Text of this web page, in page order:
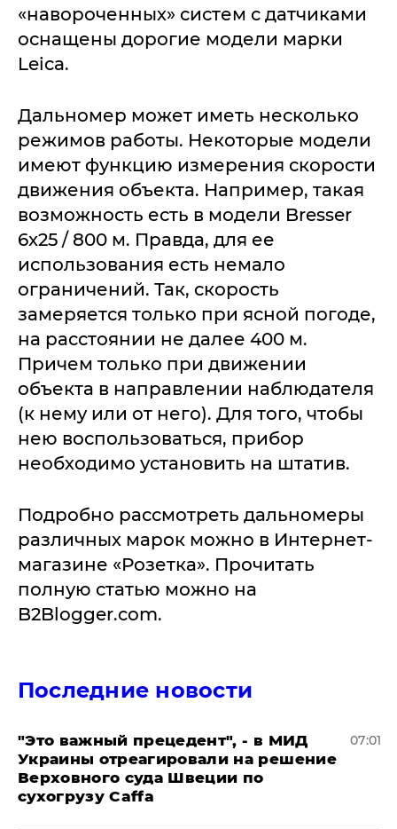
«навороченных» систем с датчиками
оснащены дорогие модели марки
Leica.
Дальномер может иметь несколько
режимов работы. Некоторые модели
имеют функцию измерения скорости
движения объекта. Например, такая
возможность есть в модели Bresser
6x25 / 800 м. Правда, для ее
использования есть немало
ограничений. Так, скорость
замеряется только при ясной погоде,
на расстоянии не далее 400 м.
Причем только при движении
объекта в направлении наблюдателя
(к нему или от него). Для того, чтобы
нею воспользоваться, прибор
необходимо установить на штатив.
Подробно рассмотреть дальномеры
различных марок можно в Интернет-
магазине «Розетка». Прочитать
полную статью можно на
B2Blogger.com.
Последние новости
"Это важный прецедент", - в МИД
Украины отреагировали на решение
Верховного суда Швеции по
сухогрузу Caffa
07:01